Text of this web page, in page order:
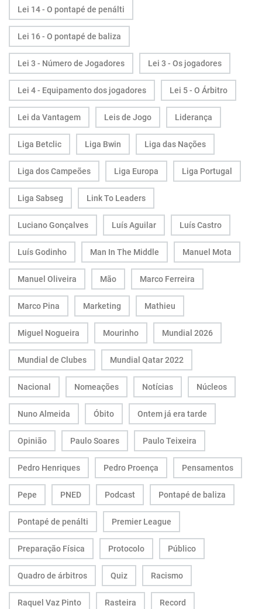
Lei 14 - O pontapé de penálti
Lei 16 - O pontapé de baliza
Lei 3 - Número de Jogadores Lei 3 - Os jogadores
Lei 4 - Equipamento dos jogadores Lei 5 - O Árbitro
Lei da Vantagem Leis de Jogo Liderança
Liga Betclic Liga Bwin Liga das Nações
Liga dos Campeões Liga Europa Liga Portugal
Liga Sabseg Link To Leaders
Luciano Gonçalves Luís Aguilar Luís Castro
Luís Godinho Man In The Middle Manuel Mota
Manuel Oliveira Mão Marco Ferreira
Marco Pina Marketing Mathieu
Miguel Nogueira Mourinho Mundial 2026
Mundial de Clubes Mundial Qatar 2022
Nacional Nomeações Notícias Núcleos
Nuno Almeida Óbito Ontem já era tarde
Opinião Paulo Soares Paulo Teixeira
Pedro Henriques Pedro Proença Pensamentos
Pepe PNED Podcast Pontapé de baliza
Pontapé de penálti Premier League
Preparação Física Protocolo Público
Quadro de árbitros Quiz Racismo
Raquel Vaz Pinto Rasteira Record